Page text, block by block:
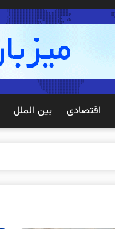
اقتصادی بین الملل